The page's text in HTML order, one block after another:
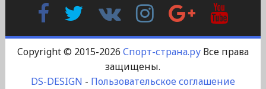
FacebookTwitter
Контакте
InstagramGoogle
Plus
Copyright © 2015-2026 Спорт-страна.руВсе права
защищены.
DS-DESIGN - Пользовательское соглашение